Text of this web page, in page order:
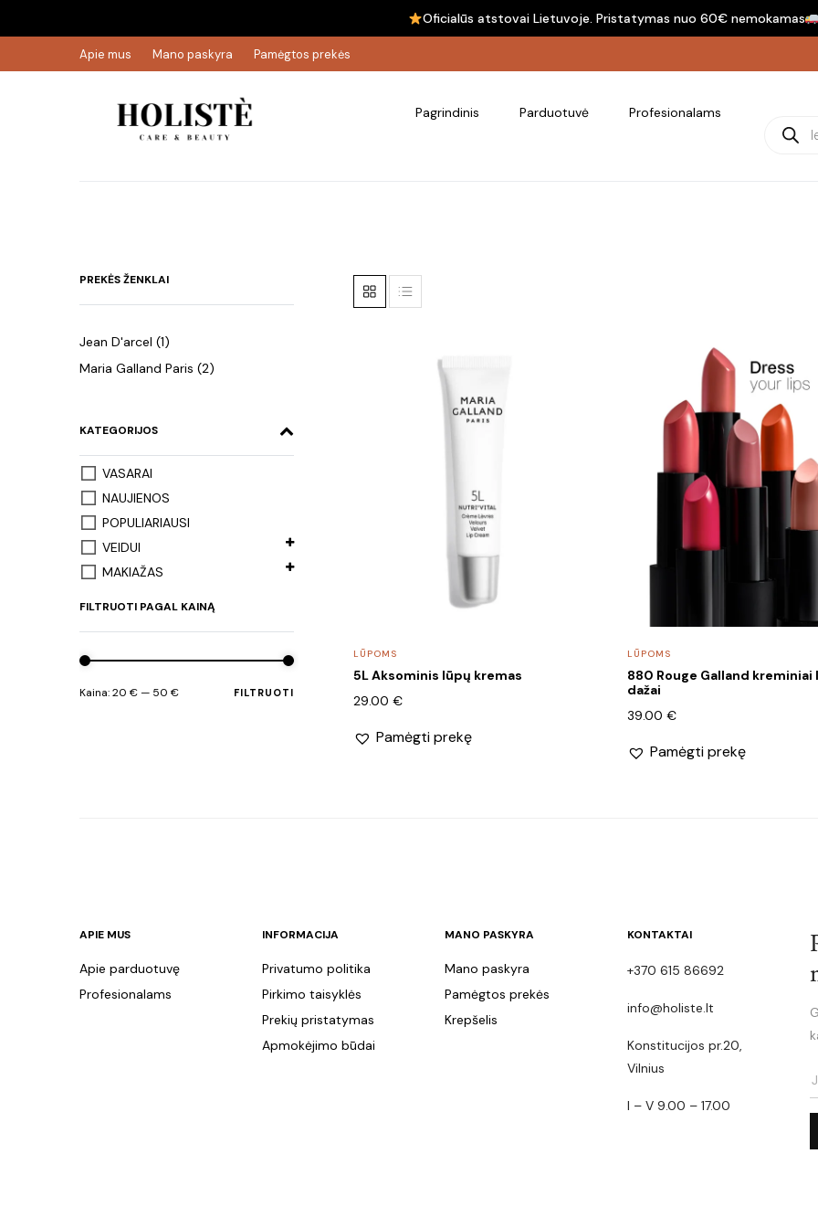
Oficialūs atstovai Lietuvoje. Pristatymas nuo 60€ nemokamas
Apie mus Mano paskyra Pamėgtos prekės
Pagrindinis Parduotuvė Profesionalams
PREKĖS ŽENKLAI
Jean D'arcel (1)
Maria Galland Paris (2)
KATEGORIJOS
VASARAI
NAUJIENOS
POPULIARIAUSI
VEIDUI
MAKIAŽAS
FILTRUOTI PAGAL KAINĄ
Min
Maks
FILTRUOTI
Kaina:20 €— 50 €
LŪPOMS
5L Aksominis lūpų kremas
29.00 €
Pamėgti prekę
LŪPOMS
880 Rouge Galland kreminiai
dažai
39.00 €
Pamėgti prekę
APIE MUS
Apie parduotuvę
Profesionalams
INFORMACIJA
Privatumo politika
Pirkimo taisyklės
Prekių pristatymas
Apmokėjimo būdai
MANO PASKYRA
Mano paskyra
Pamėgtos prekės
Krepšelis
KONTAKTAI
+370 615 86692
info@holiste.lt
Konstitucijos pr.20,
Vilnius
I – V 9.00 – 17.00